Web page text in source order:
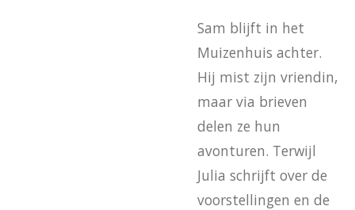
Sam blijft in het
Muizenhuis achter.
Hij mist zijn vriendin,
maar via brieven
delen ze hun
avonturen. Terwijl
Julia schrijft over de
voorstellingen en de